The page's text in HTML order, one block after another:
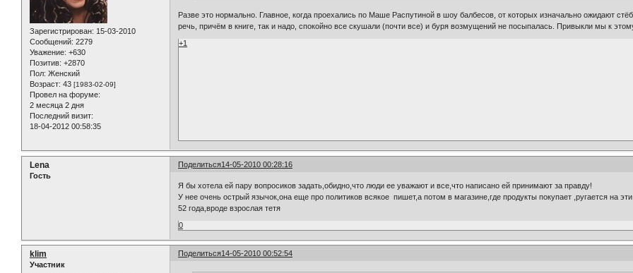
Зарегистрирован: 15-03-2010
Сообщений: 2279
Уважение: +630
Позитив: +2870
Пол: Женский
Возраст: 43 [1983-02-09]
Провел на форуме:
2 месяца 2 дня
Последний визит:
18-04-2012 00:58:35
Разве это нормально. Главное, когда проехались по Маше Распутиной в шоу балбесов, от которых изначально ожидают
речь, причём в книге, так и надо, спокойно все скушали (почти все) и буря возмущений не посыпалась. Привыкли мы к
+1
Поделиться14-05-2010 00:28:16
Lena
Гость
Я бы хотела ей пару вопросиков задать,обидно,что люди ее уважают и все,что написано ей принимают за правду!
У нее очень острый язычок,она еще про политиков всякое пишет,а потом в магазине,где продукты покупает ,ругается
52 года,вроде взрослая тетя
0
Поделиться14-05-2010 00:52:54
klim
Участник